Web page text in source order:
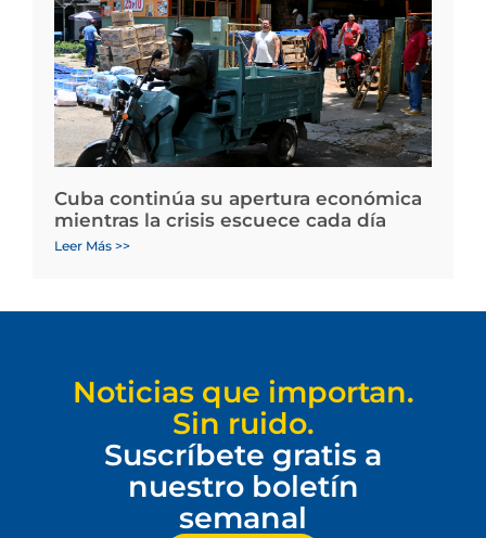
Cuba continúa su apertura económica
mientras la crisis escuece cada día
Leer Más >>
Noticias que importan.
Sin ruido.
Suscríbete gratis a
nuestro boletín
semanal